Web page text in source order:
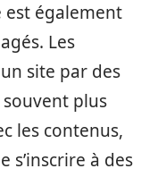
est également
Les
site par des
plus
les contenus,
s’inscrire à des